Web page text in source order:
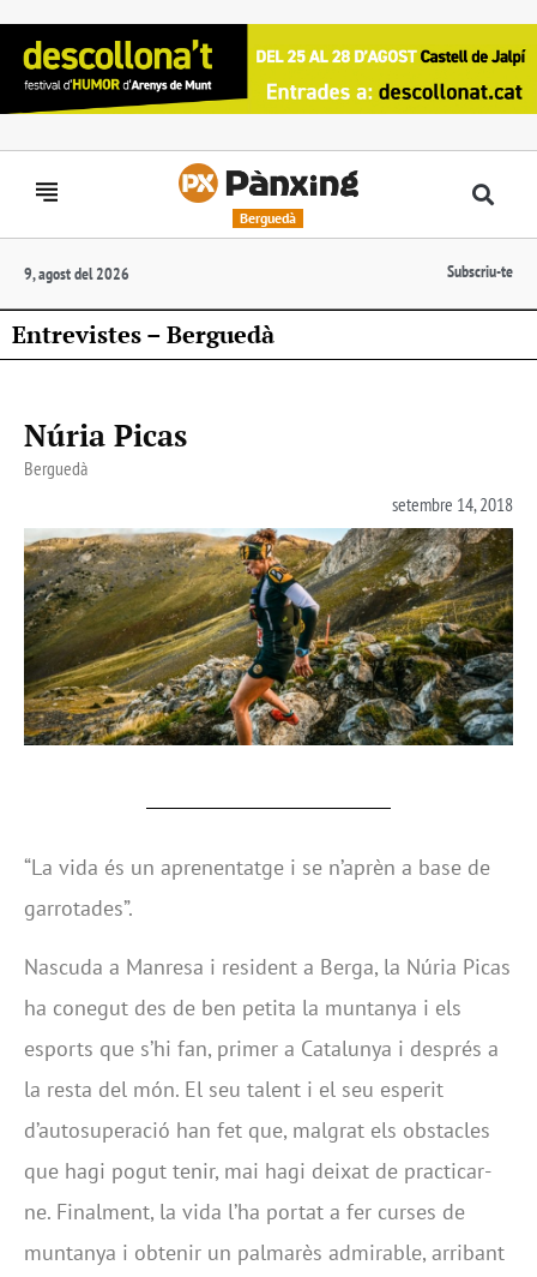
Berguedà
9, agost del 2026 Subscriu-te
Entrevistes – Berguedà
Núria Picas
Berguedà
setembre 14, 2018
“La vida és un aprenentatge i se n’aprèn a base de
garrotades”.
Nascuda a Manresa i resident a Berga, la Núria Picas
ha conegut des de ben petita la muntanya i els
esports que s’hi fan, primer a Catalunya i després a
la resta del món. El seu talent i el seu esperit
d’autosuperació han fet que, malgrat els obstacles
que hagi pogut tenir, mai hagi deixat de practicar-
ne. Finalment, la vida l’ha portat a fer curses de
muntanya i obtenir un palmarès admirable, arribant